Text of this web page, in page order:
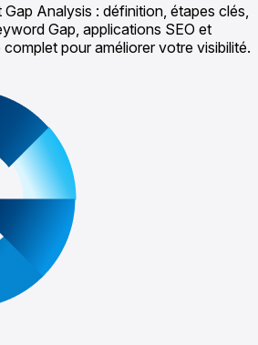
Analysis : définition, étapes clés,
Gap, applications SEO et
pour améliorer votre visibilité.